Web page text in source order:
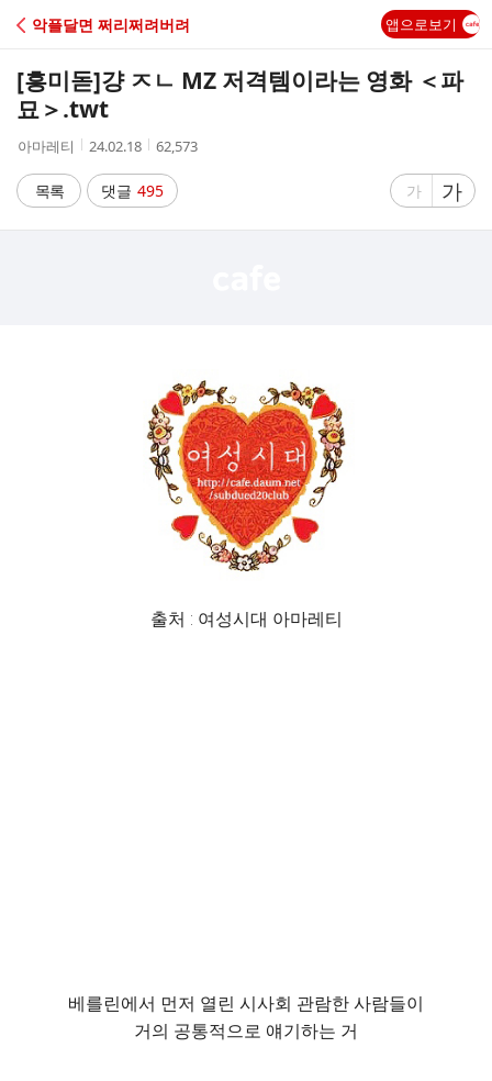
C
A
악플달면 쩌리쩌려버려 앱으로보기
[흥미돋]걍 ㅈㄴ MZ 저격템이라는 영화 ＜파
묘＞.twt
작
자
아마레티
작
시
간
24.02.18
조
수
62,573
목록 댓글 495
글
가
글
자
가
출처 : 여성시대 아마레티
베를린에서 먼저 열린 시사회 관람한 사람들이
거의 공통적으로 얘기하는 거